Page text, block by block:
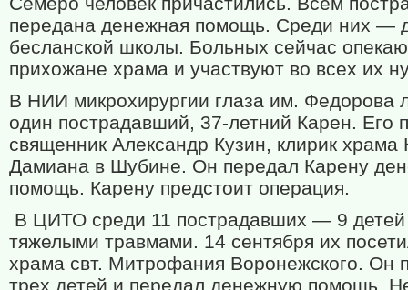
передана денежная помощь. Среди них —
бесланской школы. Больных сейчас
прихожане храма и участвуют во всех их
В НИИ микрохирургии глаза им. Федорова
один пострадавший, 37-летний Карен. Его
священник Александр Кузин, клирик храма
Дамиана в Шубине. Он передал Карену
помощь. Карену предстоит операция.
В ЦИТО среди 11 пострадавших — 9 детей
тяжелыми травмами. 14 сентября их
храма свт. Митрофания Воронежского. Он
трех детей и передал денежную помощь.